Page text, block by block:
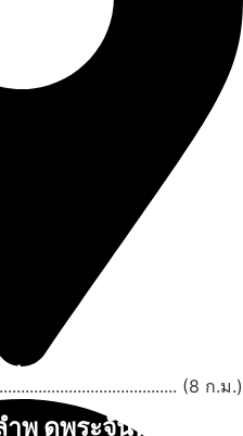
พู ดูพระจันทร์
(8 ก.ม.)
สอร์ท